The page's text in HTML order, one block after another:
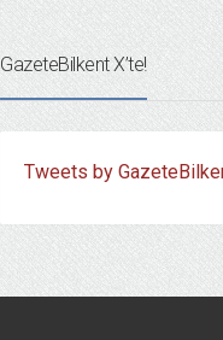
GazeteBilkent X’te!
Tweets by